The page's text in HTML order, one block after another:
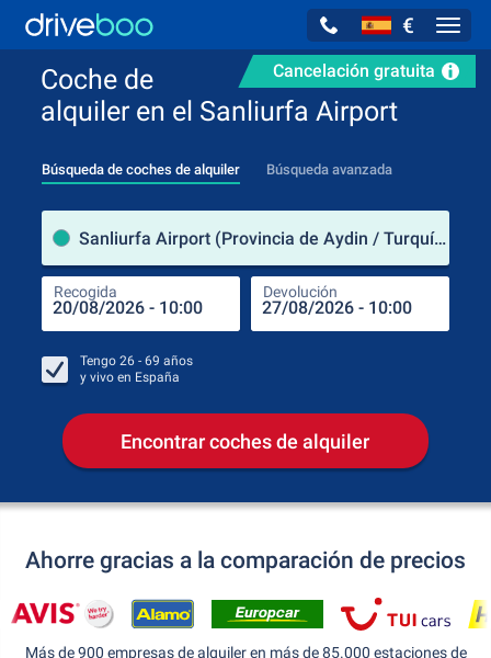
€
Cancelación gratuita
Coche de
alquiler en el Sanliurfa Airport
Búsqueda de coches de alquiler Búsqueda avanzada
Sanliurfa Airport (Provincia de Aydin / Turquía)
Recogida Devolución
Tengo 26 - 69 años
y vivo en España
Encontrar coches de alquiler
Ahorre gracias a la comparación de precios
Más de 900 empresas de alquiler en más de 85.000 estaciones de